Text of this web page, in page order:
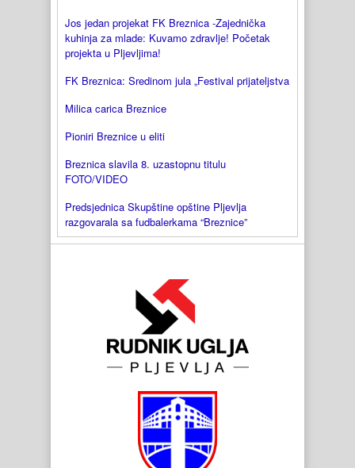
Jos jedan projekat FK Breznica -Zajednička
kuhinja za mlade: Kuvamo zdravlje! Početak
projekta u Pljevljima!
FK Breznica: Sredinom jula „Festival prijateljstva
Milica carica Breznice
Pioniri Breznice u eliti
Breznica slavila 8. uzastopnu titulu
FOTO/VIDEO
Predsjednica Skupštine opštine Pljevlja
razgovarala sa fudbalerkama “Breznice”